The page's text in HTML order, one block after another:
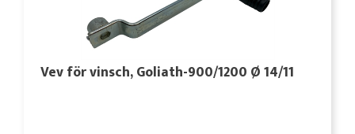
Vev för vinsch, Goliath-900/1200 Ø 14/11